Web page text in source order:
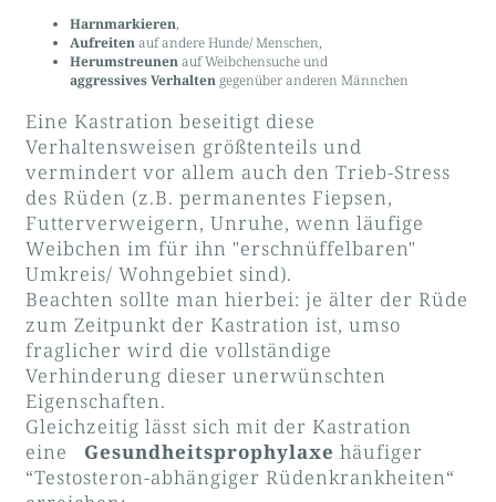
Harnmarkieren,
Aufreitenauf andere Hunde/ Menschen,
Herumstreunenauf Weibchensuche und
aggressives Verhaltengegenüber anderen Männchen
Eine Kastration beseitigt diese
Verhaltensweisen größtenteils und
vermindert vor allem auch den Trieb-Stress
des Rüden (z.B. permanentes Fiepsen,
Futterverweigern, Unruhe, wenn läufige
Weibchen im für ihn "erschnüffelbaren"
Umkreis/ Wohngebiet sind).
Beachten sollte man hierbei: je älter der Rüde
zum Zeitpunkt der Kastration ist, umso
fraglicher wird die vollständige
Verhinderung dieser unerwünschten
Eigenschaften.
Gleichzeitig lässt sich mit der Kastration
eine Gesundheitsprophylaxe häufiger
“Testosteron-abhängiger Rüdenkrankheiten“